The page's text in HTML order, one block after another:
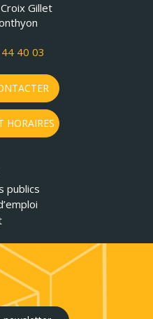
Gillet
40 03
HORAIRES
publics